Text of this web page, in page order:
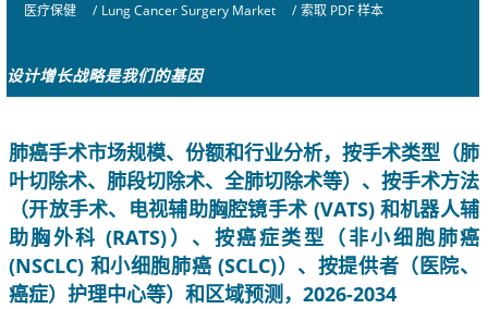
医疗保健 / Lung Cancer Surgery Market / 索取 PDF 样本
设计增长战略是我们的基因
肺癌手术市场规模、份额和行业分析，按手术类型（肺
叶切除术、肺段切除术、全肺切除术等）、按手术方法
（开放手术、电视辅助胸腔镜手术 (VATS) 和机器人辅
助胸外科 (RATS)）、按癌症类型（非小细胞肺癌
(NSCLC) 和小细胞肺癌 (SCLC)）、按提供者（医院、
癌症）护理中心等）和区域预测，2026-2034